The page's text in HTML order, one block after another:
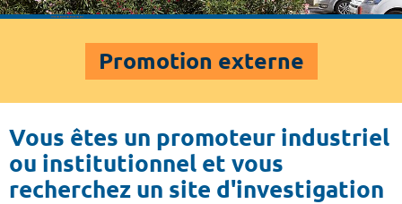
Promotion externe
Vous êtes un promoteur industriel
ou institutionnel et vous
recherchez un site d'investigation